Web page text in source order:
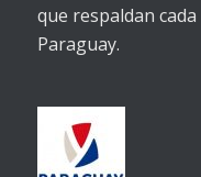
que respaldan
Paraguay.